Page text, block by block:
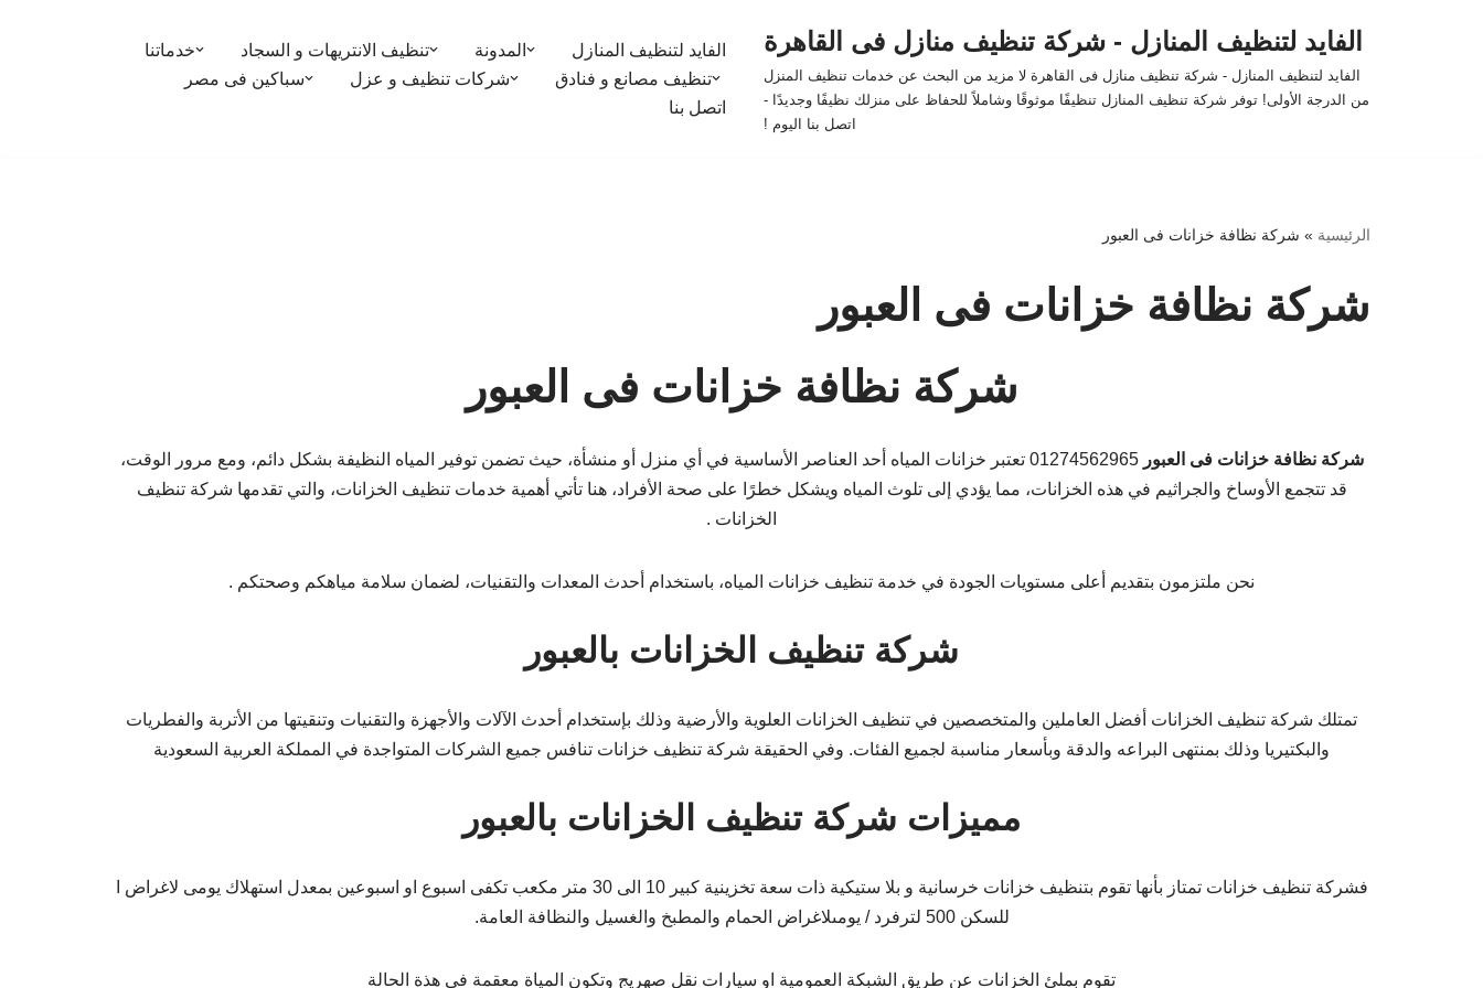
الفايد لتنظيف المنازل - شركة تنظيف منازل فى القاهرة
الفايد لتنظيف المنازل - شركة تنظيف منازل فى القاهرة لا مزيد من البحث عن خدمات تنظيف المنزل
من الدرجة الأولى! توفر شركة تنظيف المنازل تنظيفًا موثوقًا وشاملاً للحفاظ على منزلك نظيفًا وجديدًا -
اتصل بنا اليوم !
الفايد لتنظيف المنازل المدونة تنظيف الانتريهات و السجاد
خدماتنا
تنظيف مصانع و فنادق
شركات تنظيف و عزل
سباكين فى مصر
اتصل بنا
الرئيسية » شركة نظافة خزانات فى العبور
شركة نظافة خزانات فى العبور
شركة نظافة خزانات فى العبور
شركة نظافة خزانات فى العبور
01274562965 تعتبر خزانات المياه أحد العناصر الأساسية في أي منزل أو منشأة، حيث تضمن توفير المياه النظيفة بشكل دائم، ومع مرور الوقت،
قد تتجمع الأوساخ والجراثيم في هذه الخزانات، مما يؤدي إلى تلوث المياه ويشكل خطرًا على صحة الأفراد، هنا تأتي أهمية خدمات تنظيف الخزانات، والتي تقدمها شركة تنظيف
الخزانات .
نحن ملتزمون بتقديم أعلى مستويات الجودة في خدمة تنظيف خزانات المياه، باستخدام أحدث المعدات والتقنيات، لضمان سلامة مياهكم وصحتكم .
شركة تنظيف الخزانات بالعبور
تمتلك شركة تنظيف الخزانات أفضل العاملين والمتخصصين في تنظيف الخزانات العلوية والأرضية وذلك بإستخدام أحدث الآلات والأجهزة والتقنيات وتنقيتها من الأتربة والفطريات
والبكتيريا وذلك بمنتهى البراعه والدقة وبأسعار مناسبة لجميع الفئات. وفي الحقيقة شركة تنظيف خزانات تنافس جميع الشركات المتواجدة في المملكة العربية السعودية
مميزات شركة تنظيف الخزانات بالعبور
فشركة تنظيف خزانات تمتاز بأنها تقوم بتنظيف خزانات خرسانية و بلا ستيكية ذات سعة تخزينية كبير 10 الى 30 متر مكعب تكفى اسبوع او اسبوعين بمعدل استهلاك يومى لاغراض ا
للسكن 500 لترفرد / يومىلاغراض الحمام والمطبخ والغسيل والنظافة العامة.
تقوم بملئ الخزانات عن طريق الشبكة العمومية او سيارات نقل صهريج وتكون المياة معقمة فى هذة الحالة